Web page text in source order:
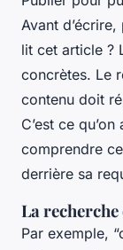
Avant
lit cet article ?
concrètes. Le
contenu doit
C’est ce
comprendre
derrière sa
La
Par exemple,